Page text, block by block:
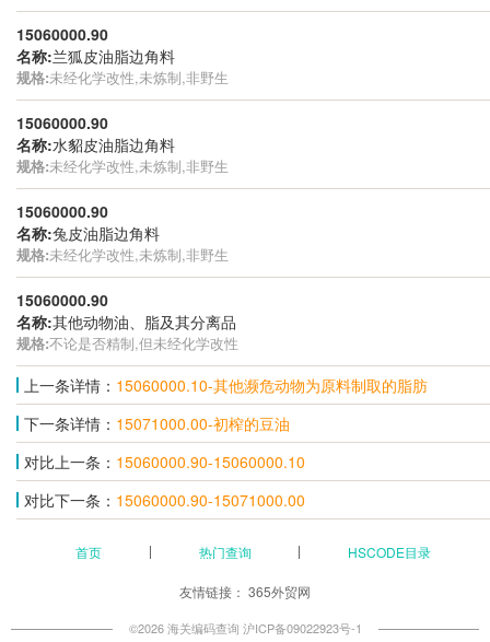
15060000.90
名称:兰狐皮油脂边角料
规格:未经化学改性,未炼制,非野生
15060000.90
名称:水貂皮油脂边角料
规格:未经化学改性,未炼制,非野生
15060000.90
名称:兔皮油脂边角料
规格:未经化学改性,未炼制,非野生
15060000.90
名称:其他动物油、脂及其分离品
规格:不论是否精制,但未经化学改性
上一条详情： 15060000.10-其他濒危动物为原料制取的脂肪
下一条详情： 15071000.00-初榨的豆油
对比上一条： 15060000.90-15060000.10
对比下一条： 15060000.90-15071000.00
首页 热门查询 HSCODE目录
友情链接： 365外贸网
©2026 海关编码查询 沪ICP备09022923号-1